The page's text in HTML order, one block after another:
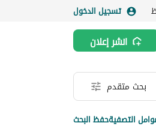
تسجيل الدخول
انشر إعلان
بحث متقدم
التصفيةحفظ البحث